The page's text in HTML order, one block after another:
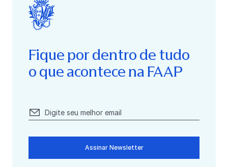
Fique por dentro de tudo
o que acontece na FAAP
Assinar Newsletter